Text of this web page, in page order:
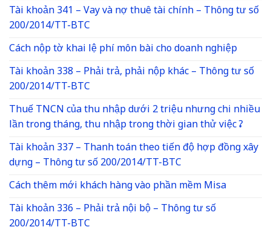
Tài khoản 341 – Vay và nợ thuê tài chính – Thông tư số
200/2014/TT-BTC
Cách nộp tờ khai lệ phí môn bài cho doanh nghiệp
Tài khoản 338 – Phải trả, phải nộp khác – Thông tư số
200/2014/TT-BTC
Thuế TNCN của thu nhập dưới 2 triệu nhưng chi nhiều
lần trong tháng, thu nhập trong thời gian thử việc ?
Tài khoản 337 – Thanh toán theo tiến độ hợp đồng xây
dựng – Thông tư số 200/2014/TT-BTC
Cách thêm mới khách hàng vào phần mềm Misa
Tài khoản 336 – Phải trả nội bộ – Thông tư số